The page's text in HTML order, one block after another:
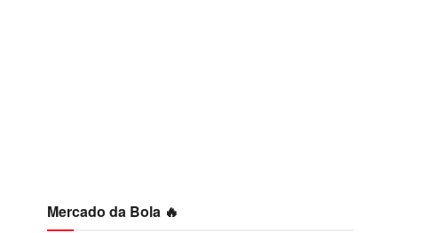
Mercado da Bola 🔥